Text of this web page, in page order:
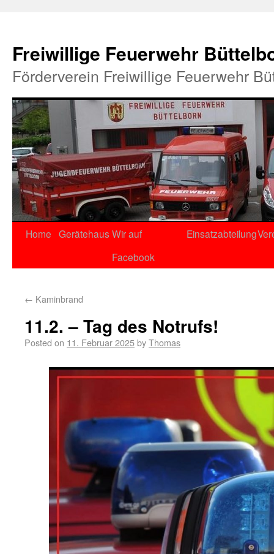
Freiwillige Feuerwehr
Förderverein Freiwillige Feuerwehr
Home Gerätehaus Wir auf
Facebook
Einsatzabteilung
← Kaminbrand
11.2. – Tag des Notrufs!
Posted on 11. Februar 2025byThomas